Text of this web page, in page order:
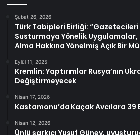
Şubat 26, 2026
Türk Tabipleri Birliği: “Gazetecileri
Susturmaya Yönelik Uygulamalar,
Alma Hakkına Yönelmiş Açık Bir
Eylül 11, 2025
Kremlin: Yaptırımlar Rusya’nın
Değiştirmeyecek
Nisan 17, 2026
Kastamonu’da Kaçak Avcılara 39
Nisan 12, 2026
Ünlü şarkıcı Yusuf Güney,